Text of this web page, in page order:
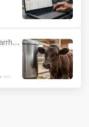
Comment préparer un aliment anti-diarrhée pour veaux ? Le secret d'un bon départ
...